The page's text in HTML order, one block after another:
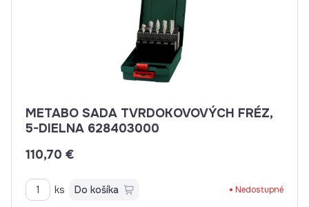
METABO SADA TVRDOKOVOVÝCH FRÉZ,
5-DIELNA 628403000
110,70 €
ks Do košíka Nedostupné